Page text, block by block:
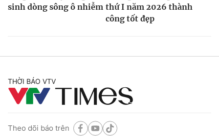
sinh dòng sông ô nhiễm thứ I năm 2026 thành
công tốt đẹp
THỜI BÁO VTV
Theo dõi báo trên